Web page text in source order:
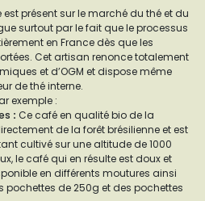
est présent sur le marché du thé et du
surtout par le fait que le processus
en France dès que les
Cet artisan renonce totalement
et d’OGM et dispose même
de thé interne.
exemple :
: Ce café en qualité bio de la
de la forêt brésilienne et est
cultivé sur une altitude de 1000
le café qui en résulte est doux et
en différents moutures ainsi
pochettes de 250g et des pochettes